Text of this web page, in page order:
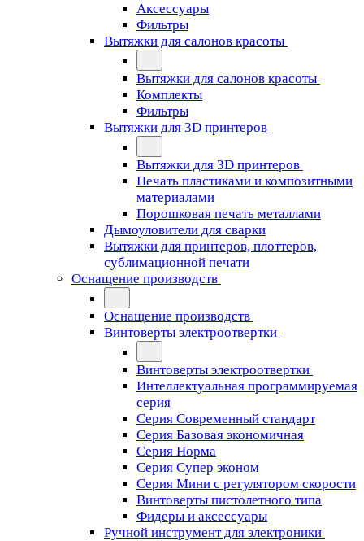
Аксессуары
Фильтры
Вытяжки для салонов красоты
Вытяжки для салонов красоты
Комплекты
Фильтры
Вытяжки для 3D принтеров
Вытяжки для 3D принтеров
Печать пластиками и композитными
материалами
Порошковая печать металлами
Дымоуловители для сварки
Вытяжки для принтеров, плоттеров,
сублимационной печати
Оснащение производств
Оснащение производств
Винтоверты электроотвертки
Винтоверты электроотвертки
Интеллектуальная программируемая
серия
Серия Современный стандарт
Серия Базовая экономичная
Серия Норма
Серия Cупер эконом
Серия Мини с регулятором скорости
Винтоверты пистолетного типа
Фидеры и аксессуары
Ручной инструмент для электроники